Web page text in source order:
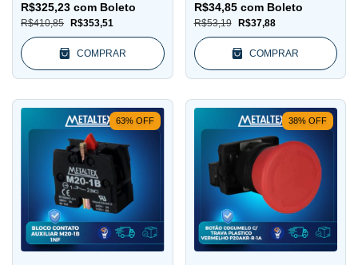
R$410,85 R$353,51
R$325,23 com Boleto
COMPRAR
R$53,19 R$37,88
R$34,85 com Boleto
COMPRAR
63% OFF 38% OFF